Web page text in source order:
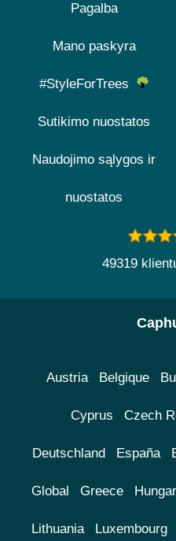
Pagalba
Mano paskyra
#StyleForTrees
Sutikimo nuostatos
Naudojimo sąlygos ir
nuostatos
49319
Austria Belgique
Cyprus Czech
Deutschland España
Global Greece
Lithuania Luxembourg